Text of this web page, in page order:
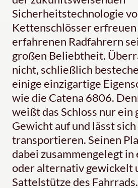
Sicherheitstechnologie
Kettenschlösser
erfahrenen Radfahrern
großen Beliebtheit.
nicht, schließlich
einige einzigartige
wie die Catena 6806.
weißt das Schloss nur ein
Gewicht auf und lässt
transportieren. Seinen
dabei zusammengelegt in
oder alternativ gewickelt
Sattelstütze des